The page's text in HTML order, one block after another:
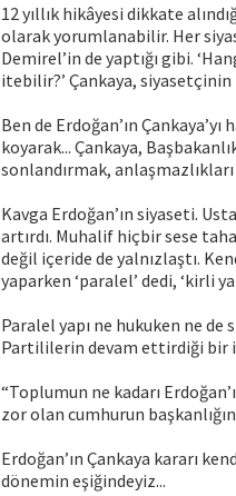
12 yıllık hikâyesi dikkate
olarak yorumlanabilir. Her
Demirel’in de yaptığı gibi.
itebilir?’ Çankaya, siyasetçinin
Ben de Erdoğan’ın
koyarak... Çankaya,
sonlandırmak,
Kavga Erdoğan’ın siyaseti.
artırdı. Muhalif hiçbir sese
değil içeride de yalnızlaştı.
yaparken ‘paralel’ dedi, ‘kirli
Paralel yapı ne hukuken ne
Partililerin devam ettirdiği bir
“Toplumun ne kadarı
zor olan cumhurun
Erdoğan’ın Çankaya kararı
dönemin eşiğindeyiz...